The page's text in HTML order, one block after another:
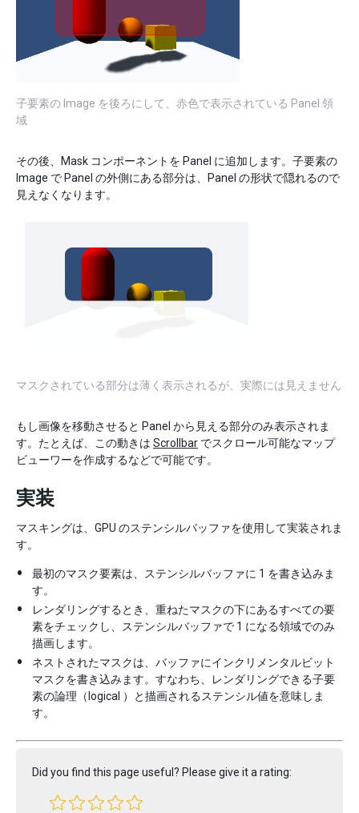
子要素の Image を後ろにして、赤色で表示されている Panel 領
域
その後、Mask コンポーネントを Panel に追加します。子要素の
Image で Panel の外側にある部分は、Panel の形状で隠れるので
見えなくなります。
マスクされている部分は薄く表示されるが、実際には見えません
もし画像を移動させると Panel から見える部分のみ表示されま
す。たとえば、この動きは Scrollbar でスクロール可能なマップ
ビューワーを作成するなどで可能です。
実装
マスキングは、GPU のステンシルバッファを使用して実装されま
す。
最初のマスク要素は、ステンシルバッファに 1 を書き込みま
す。
レンダリングするとき、重ねたマスクの下にあるすべての要
素をチェックし、ステンシルバッファで 1 になる領域でのみ
描画します。
ネストされたマスクは、バッファにインクリメンタルビット
マスクを書き込みます。すなわち、レンダリングできる子要
素の論理（logical ）と描画されるステンシル値を意味しま
す。
Did you find this page useful? Please give it a rating: